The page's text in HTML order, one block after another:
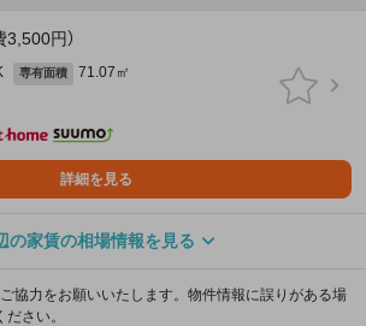
3,500円）
専有面積 71.07㎡
詳細を見る
の家賃の相場情報を見る
協力をお願いいたします。物件情報に誤りがある場
さい。